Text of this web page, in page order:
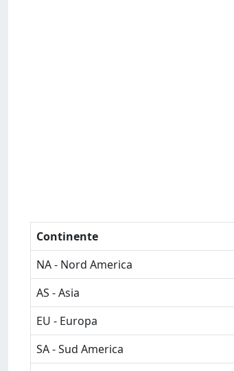
Continente
NA - Nord America
AS - Asia
EU - Europa
SA - Sud America